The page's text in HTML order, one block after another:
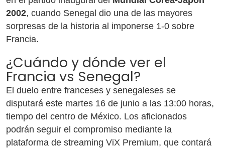
2002, cuando Senegal dio una de las mayores
sorpresas de la historia al imponerse 1-0 sobre
Francia.
¿Cuándo y dónde ver el
Francia vs Senegal?
El duelo entre franceses y senegaleses se
disputará este martes 16 de junio a las 13:00 horas,
tiempo del centro de México. Los aficionados
podrán seguir el compromiso mediante la
plataforma de streaming ViX Premium, que contará